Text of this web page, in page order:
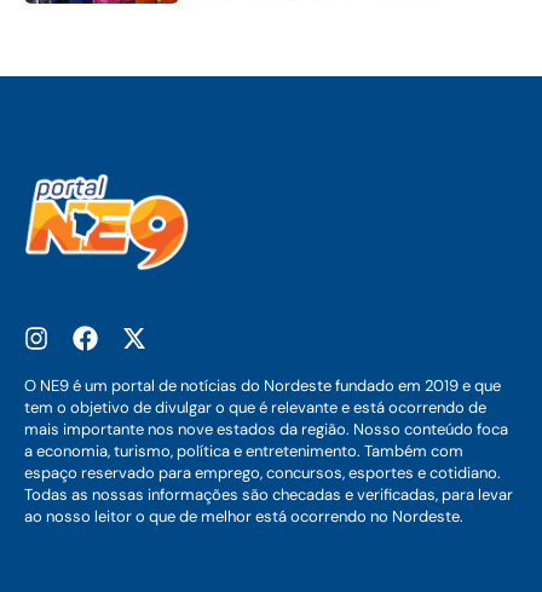
O NE9 é um portal de notícias do Nordeste fundado em 2019 e que
tem o objetivo de divulgar o que é relevante e está ocorrendo de
mais importante nos nove estados da região. Nosso conteúdo foca
a economia, turismo, política e entretenimento. Também com
espaço reservado para emprego, concursos, esportes e cotidiano.
Todas as nossas informações são checadas e verificadas, para levar
ao nosso leitor o que de melhor está ocorrendo no Nordeste.